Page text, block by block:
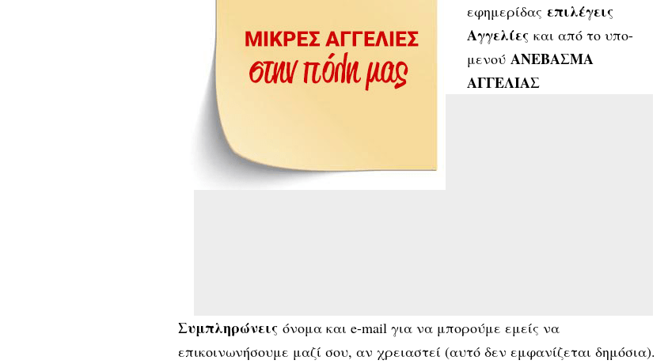
εφημερίδας επιλέγεις
Αγγελίεςκαι από το υπο-
μενού ΑΝΕΒΑΣΜΑ
ΑΓΓΕΛΙΑΣ
Συμπληρώνειςόνομα και e-mail για να μπορούμε εμείς να
επικοινωνήσουμε μαζί σου, αν χρειαστεί (αυτό δεν εμφανίζεται δημόσια).